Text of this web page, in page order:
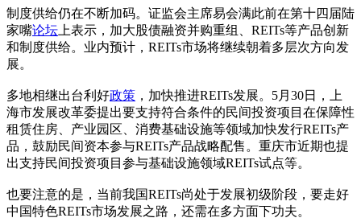
制度供给仍在不断加码。证监会主席易会满此前在第十四届陆
家嘴论坛 上表示，加大股债融资并购重组、REITs等产品创新
和制度供给。业内预计，REITs市场将继续朝着多层次方向发
展。
多地相继出台利好政策 ，加快推进REITs发展。5月30日，上
海市发展改革委提出要支持符合条件的民间投资项目在保障性
租赁住房、产业园区、消费基础设施等领域加快发行REITs产
品，鼓励民间资本参与REITs产品战略配售。重庆市近期也提
出支持民间投资项目参与基础设施领域REITs试点等。
也要注意的是，当前我国REITs尚处于发展初级阶段，要走好
中国特色REITs市场发展之路，还需在多方面下功夫。